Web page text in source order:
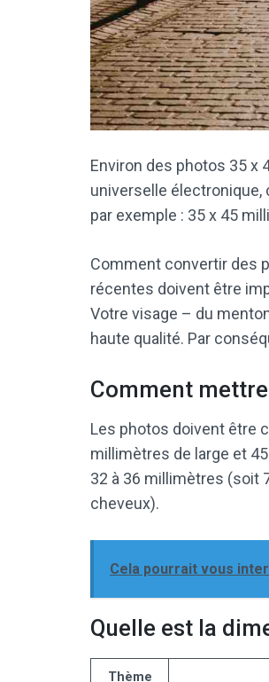
Environ des photos 35 x
universelle électronique,
par exemple : 35 x 45
Comment convertir des
récentes doivent être
Votre visage – du
haute qualité. Par
Comment
Les photos doivent être
millimètres de large et
32 à 36 millimètres (soit
cheveux).
Cela pourrait vous
Quelle est la
Thème